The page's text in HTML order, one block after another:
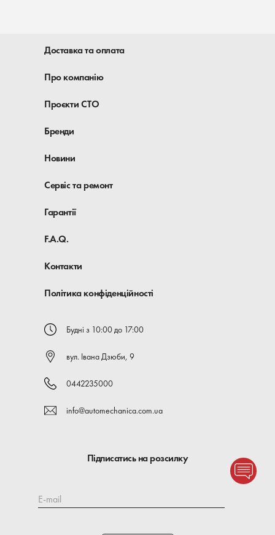
Доставка та оплата
Про компанію
Проєкти СТО
Бренди
Новини
Сервіс та ремонт
Гарантії
F.A.Q.
Контакти
Політика конфіденційності
Будні з 10:00 до 17:00
вул. Івана Дзюби, 9
0442235000
info@automechanica.com.ua
Підписатись на розсилку
E-mail